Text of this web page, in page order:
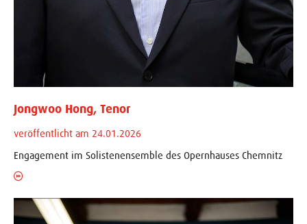
Jongwoo Hong, Tenor
veröffentlicht am 24.01.2026
Engagement im Solistenensemble des Opernhauses Chemnitz